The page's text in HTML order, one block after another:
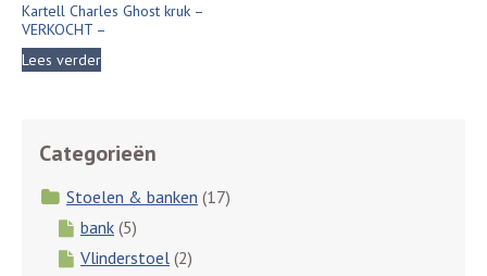
Kartell Charles Ghost kruk –
VERKOCHT –
Lees verder
Categorieën
Stoelen & banken (17)
bank (5)
Vlinderstoel (2)